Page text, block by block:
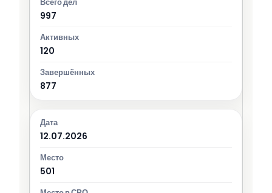
997
120
877
12.07.2026
501